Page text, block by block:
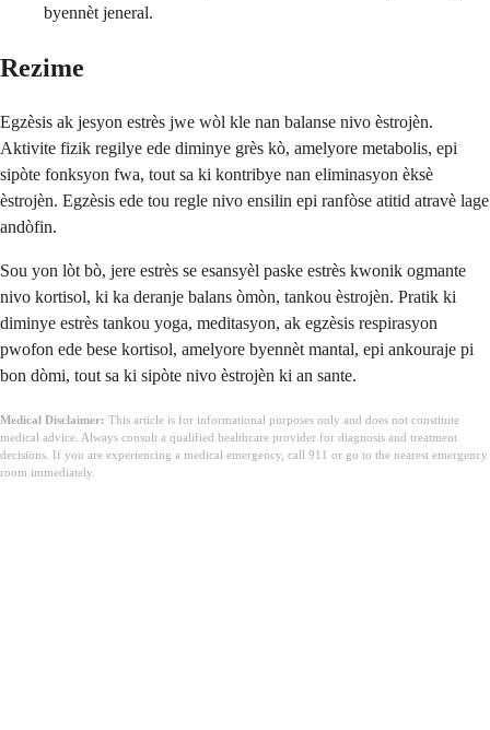
byennèt jeneral.
Rezime
Egzèsis ak jesyon estrès jwe wòl kle nan balanse nivo èstrojèn.
Aktivite fizik regilye ede diminye grès kò, amelyore metabolis, epi
sipòte fonksyon fwa, tout sa ki kontribye nan eliminasyon èksè
èstrojèn. Egzèsis ede tou regle nivo ensilin epi ranfòse atitid atravè lage
andòfin.
Sou yon lòt bò, jere estrès se esansyèl paske estrès kwonik ogmante
nivo kortisol, ki ka deranje balans òmòn, tankou èstrojèn. Pratik ki
diminye estrès tankou yoga, meditasyon, ak egzèsis respirasyon
pwofon ede bese kortisol, amelyore byennèt mantal, epi ankouraje pi
bon dòmi, tout sa ki sipòte nivo èstrojèn ki an sante.
Medical Disclaimer: This article is for informational purposes only and does not constitute
medical advice. Always consult a qualified healthcare provider for diagnosis and treatment
decisions. If you are experiencing a medical emergency, call 911 or go to the nearest emergency
room immediately.